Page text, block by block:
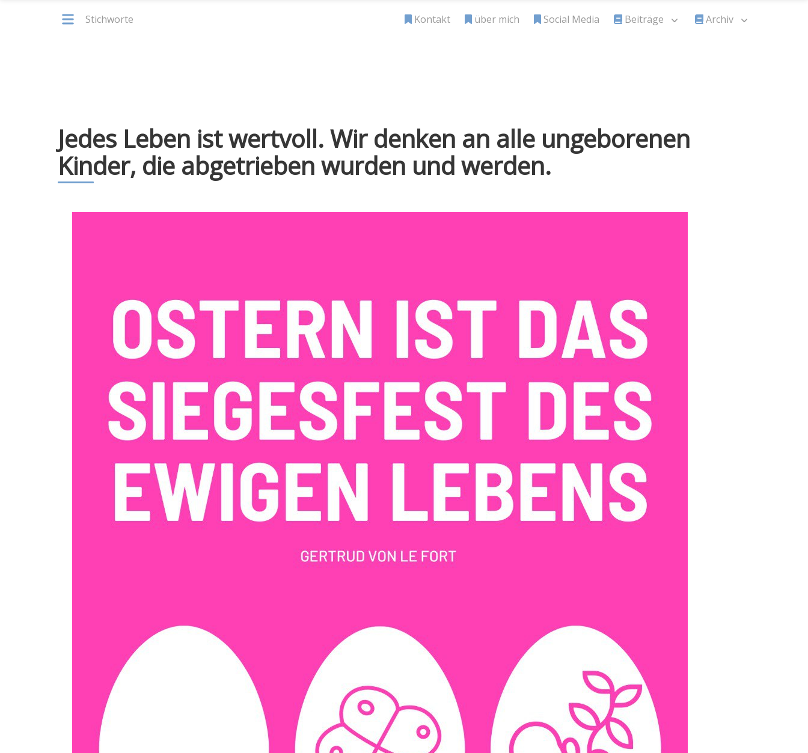
Stichworte Kontakt über mich Social Media Beiträge Archiv
Jedes Leben ist wertvoll. Wir denken an alle ungeborenen
Kinder, die abgetrieben wurden und werden.